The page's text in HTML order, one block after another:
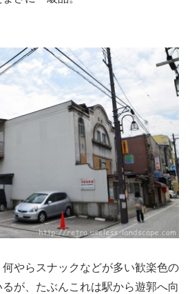
やらスナックなどが多い歓楽色の
が、たぶんこれは駅から遊郭へ向